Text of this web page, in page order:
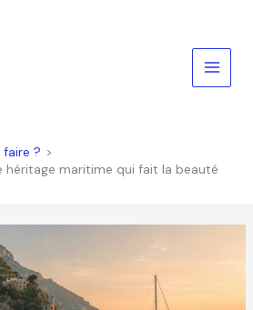
faire ?
héritage maritime qui fait la beauté